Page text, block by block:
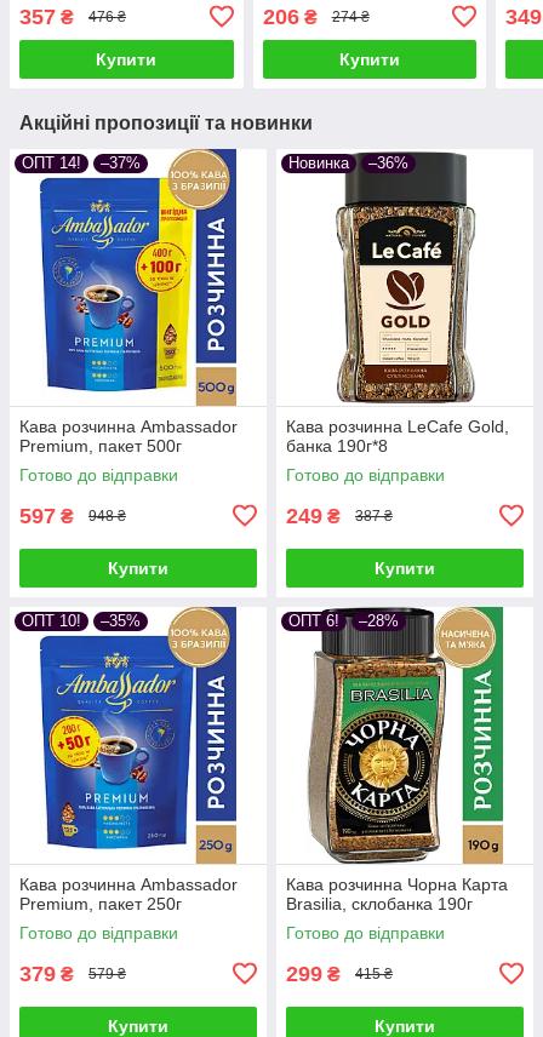
357 ₴ 476 ₴
Купити
206₴ 274 ₴
Купити
349
Акційні пропозиції та новинки
ОПТ 14! –37%
Кава розчинна Ambassador
Premium, пакет 500г
Готово до відправки
597 ₴ 948 ₴
Купити
Новинка –36%
Кава розчинна LeCafe Gold,
банка 190г*8
Готово до відправки
249 ₴ 387 ₴
Купити
ОПТ 10! –35%
Кава розчинна Ambassador
Premium, пакет 250г
Готово до відправки
379 ₴ 579 ₴
Купити
ОПТ 6! –28%
Кава розчинна Чорна Карта
Brasilia, склобанка 190г
Готово до відправки
299 ₴ 415 ₴
Купити